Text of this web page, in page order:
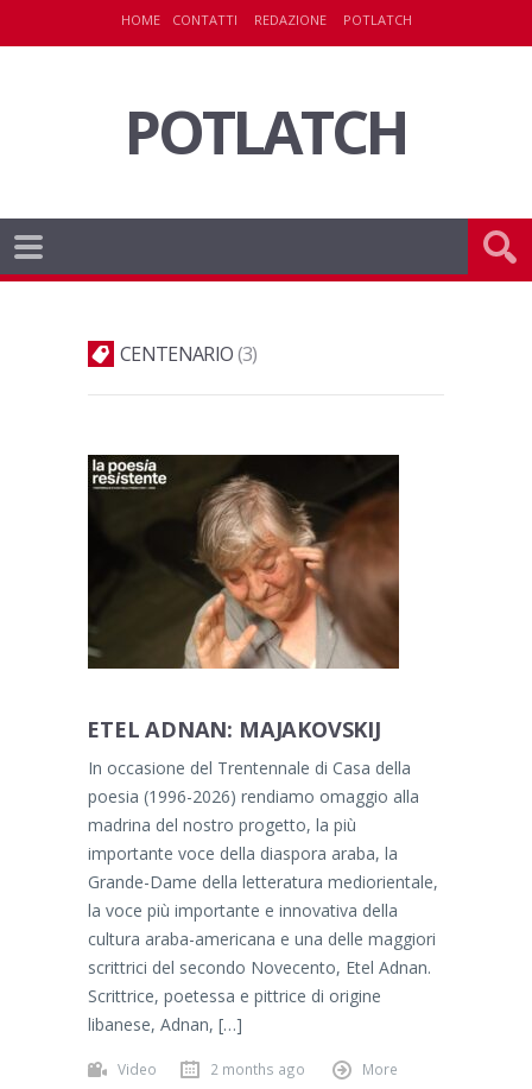
HOME CONTATTI REDAZIONE POTLATCH
POTLATCH
CENTENARIO 3
ETEL ADNAN: MAJAKOVSKIJ
In occasione del Trentennale di Casa della
poesia (1996-2026) rendiamo omaggio alla
madrina del nostro progetto, la più
importante voce della diaspora araba, la
Grande-Dame della letteratura mediorientale,
la voce più importante e innovativa della
cultura araba-americana e una delle maggiori
scrittrici del secondo Novecento, Etel Adnan.
Scrittrice, poetessa e pittrice di origine
libanese, Adnan, […]
Video 2 months ago More